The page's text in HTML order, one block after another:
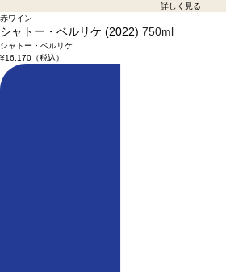
詳しく見る
赤ワイン
シャトー・ベルリケ (2022) 750ml
シャトー・ベルリケ
¥16,170（税込）